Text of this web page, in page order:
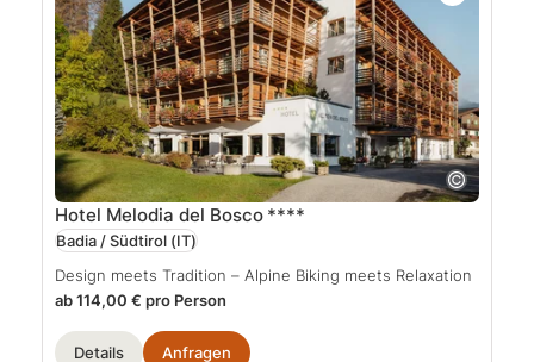
Hotel Melodia del Bosco ****
Badia / Südtirol (IT)
Design meets Tradition – Alpine Biking meets Relaxation
ab 114,00 € pro Person
Details Anfragen